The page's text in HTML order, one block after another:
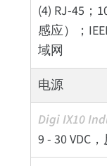
(4) RJ-45；
感应）；
域网
电源
9 - 30 VDC